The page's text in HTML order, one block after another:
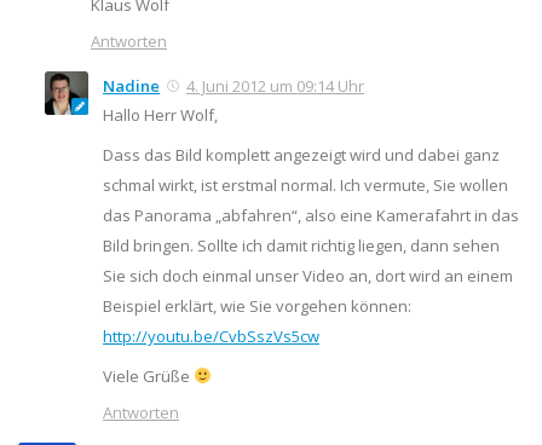
Klaus Wolf
Antworten
Nadine
4. Juni 2012 um 09:14 Uhr
Hallo Herr Wolf,
Dass das Bild komplett angezeigt wird und dabei ganz
schmal wirkt, ist erstmal normal. Ich vermute, Sie wollen
das Panorama „abfahren“, also eine Kamerafahrt in das
Bild bringen. Sollte ich damit richtig liegen, dann sehen
Sie sich doch einmal unser Video an, dort wird an einem
Beispiel erklärt, wie Sie vorgehen können:
http://youtu.be/CvbSszVs5cw
Viele Grüße
Antworten